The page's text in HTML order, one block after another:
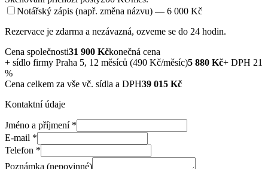
Notářský zápis (např. změna názvu) — 6 000 Kč
Rezervace je zdarma a nezávazná, ozveme se do 24 hodin.
Cena společnosti31 900 Kčkonečná cena
+ sídlo firmy Praha 5, 12 měsíců (490 Kč/měsíc)5 880 Kč+ DPH 21
%
Cena celkem za vše vč. sídla a DPH39 015 Kč
Kontaktní údaje
Jméno a příjmení*
E-mail *
Telefon *
Poznámka (nepovinné)